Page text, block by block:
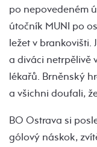
po nepovedeném
útočník MUNI po
ležet v brankovišti.
a diváci netrpělivě
lékařů. Brněnský
a všichni doufali,
BO Ostrava si
gólový náskok,